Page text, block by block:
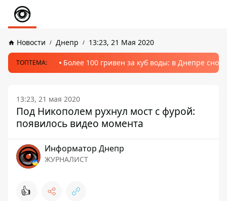
Новости Днепр 13:23, 21 Мая 2020
ТОПТЕМА: Более 100 гривен за куб воды: в Днепре
13:23, 21 мая 2020
Под Никополем рухнул мост с фурой:
появилось видео момента
Информатор Днепр
ЖУРНАЛИСТ
👍